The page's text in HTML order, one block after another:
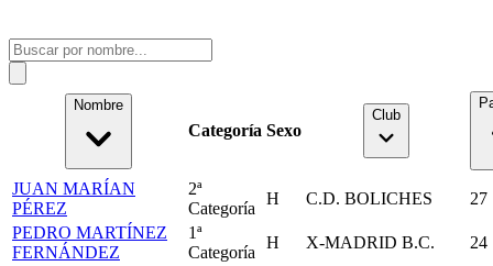
Nombre
Categoría Sexo
Club
JUAN MARÍAN
PÉREZ
2ª
Categoría
H C.D. BOLICHES
27
PEDRO MARTÍNEZ
FERNÁNDEZ
1ª
Categoría
H X-MADRID B.C.
24